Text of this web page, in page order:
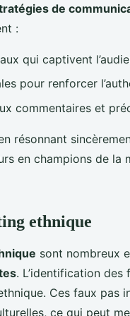
de
:
qui captivent
pour renforcer
commentaires et
résonnant
en champions de la
ethnique
sont nombreux
. L’identification
Ces faux pas
ce qui peut